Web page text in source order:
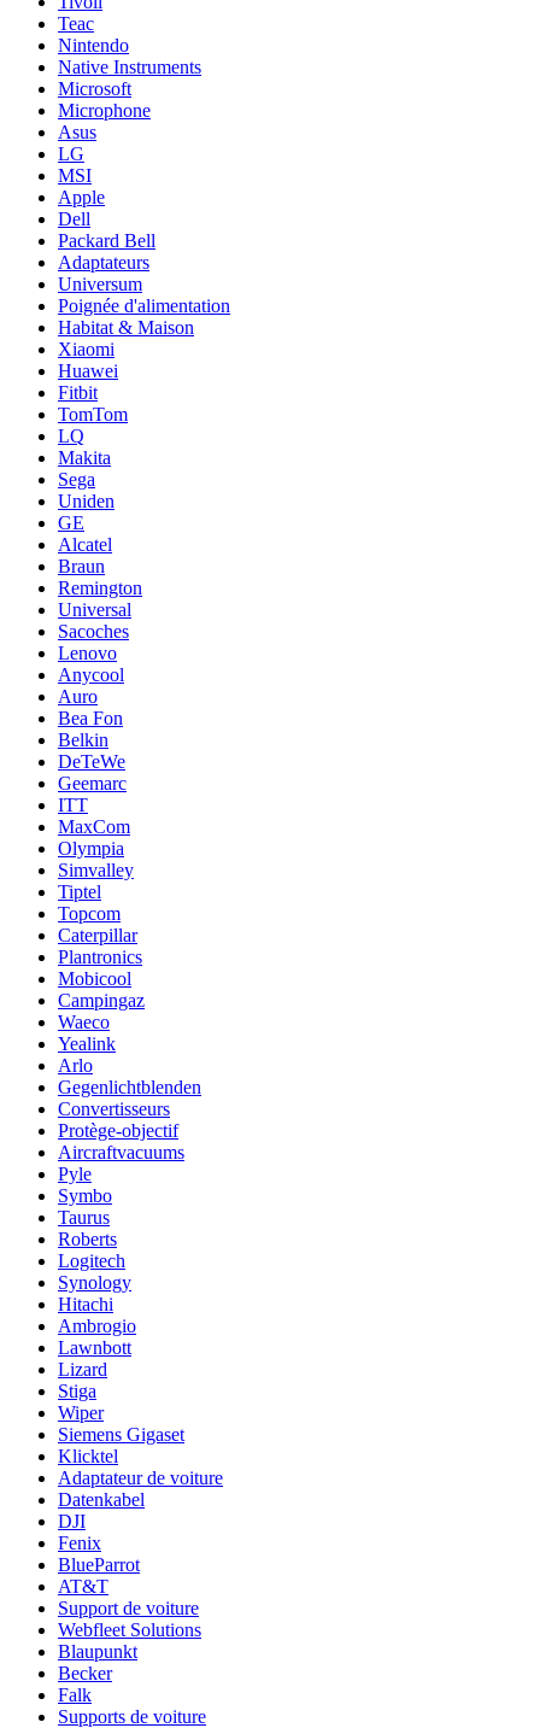
Teac
Nintendo
Native Instruments
Microsoft
Microphone
Asus
LG
MSI
Apple
Dell
Packard Bell
Adaptateurs
Universum
Poignée d'alimentation
Habitat & Maison
Xiaomi
Huawei
Fitbit
TomTom
LQ
Makita
Sega
Uniden
GE
Alcatel
Braun
Remington
Universal
Sacoches
Lenovo
Anycool
Auro
Bea Fon
Belkin
DeTeWe
Geemarc
ITT
MaxCom
Olympia
Simvalley
Tiptel
Topcom
Caterpillar
Plantronics
Mobicool
Campingaz
Waeco
Yealink
Arlo
Gegenlichtblenden
Convertisseurs
Protège-objectif
Aircraftvacuums
Pyle
Symbo
Taurus
Roberts
Logitech
Synology
Hitachi
Ambrogio
Lawnbott
Lizard
Stiga
Wiper
Siemens Gigaset
Klicktel
Adaptateur de voiture
Datenkabel
DJI
Fenix
BlueParrot
AT&T
Support de voiture
Webfleet Solutions
Blaupunkt
Becker
Falk
Supports de voiture